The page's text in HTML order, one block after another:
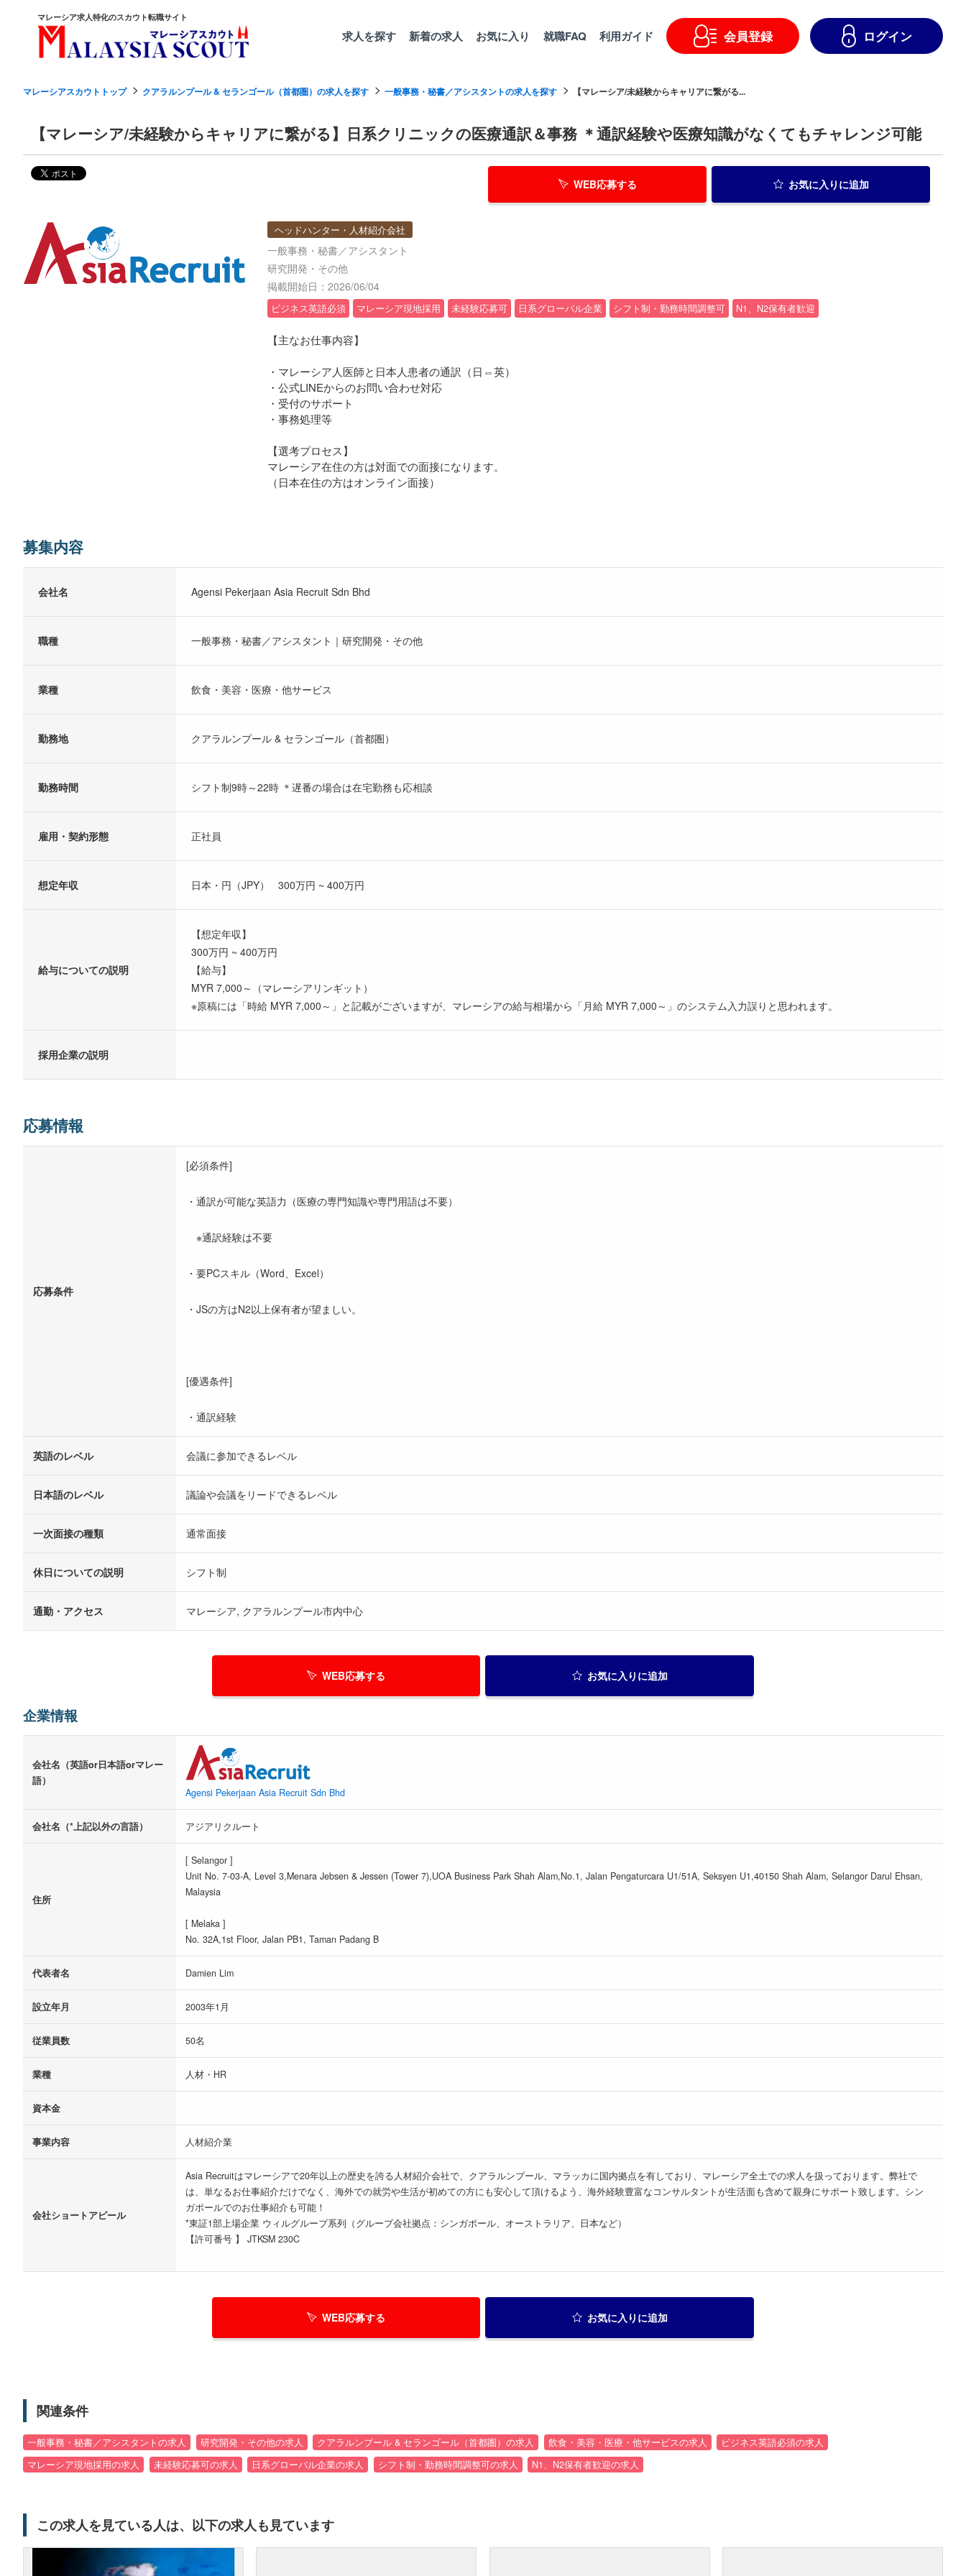
マレーシア求人特化のスカウト転職サイト
求人を探す 新着の求人 お気に入り 就職FAQ 利用ガイド 会員登録 ログイン
マレーシアスカウトトップ クアラルンプール & セランゴール（首都圏）の求人を探す 一般事務・秘書／アシスタントの求人を探す 【マレーシア/未経験からキャリアに繋がる...
【マレーシア/未経験からキャリアに繋がる】日系クリニックの医療通訳＆事務 ＊通訳経験や医療知識がなくてもチャレンジ可能
WEB応募する お気に入り に追加
ヘッドハンター・人材紹介会社
一般事務・秘書／アシスタント
研究開発・その他
掲載開始日：2026/06/04
ビジネス英語必須 マレーシア現地採用 未経験応募可 日系グローバル企業 シフト制・勤務時間調整可 N1、N2保有者歓迎
【主なお仕事内容】
・マレーシア人医師と日本人患者の通訳（日⇔英）
・公式LINEからのお問い合わせ対応
・受付のサポート
・事務処理等
【選考プロセス】
マレーシア在住の方は対面での面接になります。
（日本在住の方はオンライン面接）
募集内容
会社名 Agensi Pekerjaan Asia Recruit Sdn Bhd
職種 一般事務・秘書／アシスタント｜研究開発・その他
業種 飲食・美容・医療・他サービス
勤務地 クアラルンプール & セランゴール（首都圏）
勤務時間 シフト制9時～22時 ＊遅番の場合は在宅勤務も応相談
雇用・契約形態 正社員
想定年収 日本・円（JPY） 300万円 ~ 400万円
給与についての説明
【想定年収】
300万円 ~ 400万円
【給与】
MYR 7,000～（マレーシアリンギット）
※原稿には「時給 MYR 7,000～」と記載がございますが、マレーシアの給与相場から「月給 MYR 7,000～」のシステム入力誤りと思われます。
採用企業の説明
応募情報
応募条件
[必須条件]
・通訳が可能な英語力（医療の専門知識や専門用語は不要）
※通訳経験は不要
・要PCスキル（Word、Excel）
・JSの方はN2以上保有者が望ましい。
[優遇条件]
・通訳経験
英語のレベル 会議に参加できるレベル
日本語のレベル 議論や会議をリードできるレベル
一次面接の種類 通常面接
休日についての説明 シフト制
通勤・アクセス マレーシア, クアラルンプール市内中心
WEB応募する お気に入り に追加
企業情報
会社名（英語or日本語orマレー
語）
Agensi Pekerjaan Asia Recruit Sdn Bhd
会社名（*上記以外の言語） アジアリクルート
住所
[ Selangor ]
Unit No. 7-03-A, Level 3,Menara Jebsen & Jessen (Tower 7),UOA Business Park Shah Alam,No.1, Jalan Pengaturcara U1/51A, Seksyen U1,40150 Shah Alam, Selangor Darul Ehsan,
Malaysia
[ Melaka ]
No. 32A,1st Floor, Jalan PB1, Taman Padang B
代表者名 Damien Lim
設立年月 2003年1月
従業員数 50名
業種 人材・HR
資本金
事業内容 人材紹介業
会社ショートアピール
Asia Recruitはマレーシアで20年以上の歴史を誇る人材紹介会社で、クアラルンプール、マラッカに国内拠点を有しており、マレーシア全土での求人を扱っております。弊社で
は、単なるお仕事紹介だけでなく、海外での就労や生活が初めての方にも安心して頂けるよう、海外経験豊富なコンサルタントが生活面も含めて親身にサポート致します。シン
ガポールでのお仕事紹介も可能！
*東証1部上場企業 ウィルグループ系列（グループ会社拠点：シンガポール、オーストラリア、日本など）
【許可番号 】 JTKSM 230C
WEB応募する お気に入り に追加
関連条件
一般事務・秘書／アシスタントの求人 研究開発・その他の求人 クアラルンプール & セランゴール（首都圏）の求人 飲食・美容・医療・他サービスの求人
ビジネス英語必須の求人
マレーシア現地採用の求人
未経験応募可の求人 日系グローバル企業の求人 シフト制・勤務時間調整可の求人 N1、N2保有者歓迎の求人
この求人を見ている人は、以下の求人も見ています